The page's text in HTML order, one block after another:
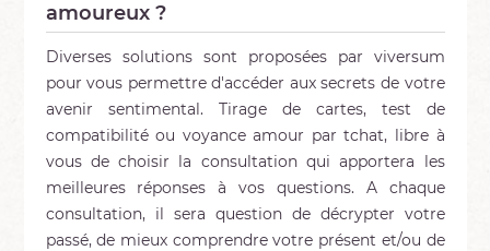
amoureux ?
Diverses solutions sont proposées par viversum
pour vous permettre d'accéder aux secrets de votre
avenir sentimental. Tirage de cartes, test de
compatibilité ou voyance amour par tchat, libre à
vous de choisir la consultation qui apportera les
meilleures réponses à vos questions. A chaque
consultation, il sera question de décrypter votre
passé, de mieux comprendre votre présent et/ou de